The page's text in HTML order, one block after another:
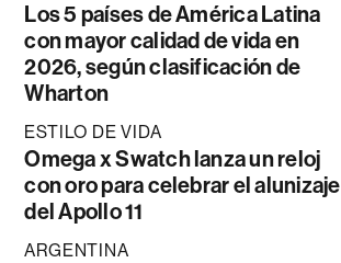
Los 5 países de América Latina
con mayor calidad de vida en
2026, según clasificación de
Wharton
ESTILO DE VIDA
Omega x Swatch lanza un reloj
con oro para celebrar el alunizaje
del Apollo 11
ARGENTINA